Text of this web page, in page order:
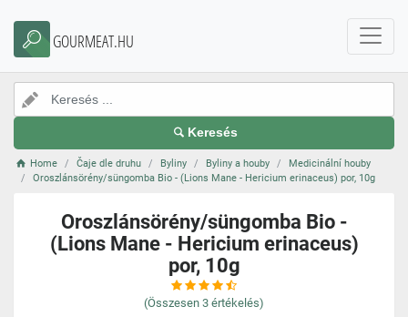
GOURMEAT.HU
Keresés
Home Čaje dle druhu Byliny Byliny a houby
Medicinální houby
Oroszlánsörény/süngomba Bio - (Lions Mane - Hericium erinaceus) por, 10g
Oroszlánsörény/süngomba Bio -
(Lions Mane - Hericium erinaceus)
por, 10g
(Összesen 3 értékelés)